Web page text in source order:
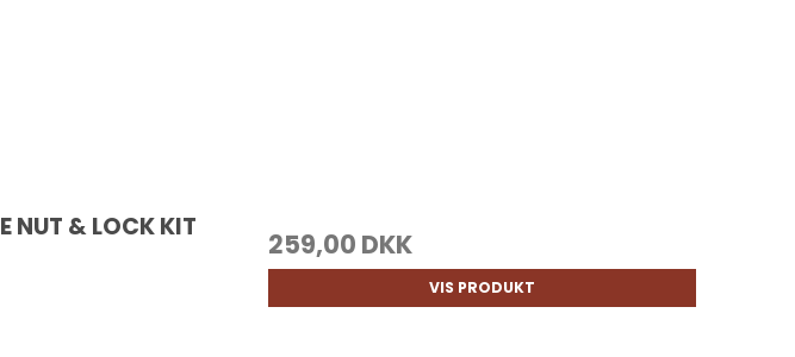
NUT & LOCK KIT
259,00 DKK
VIS PRODUKT